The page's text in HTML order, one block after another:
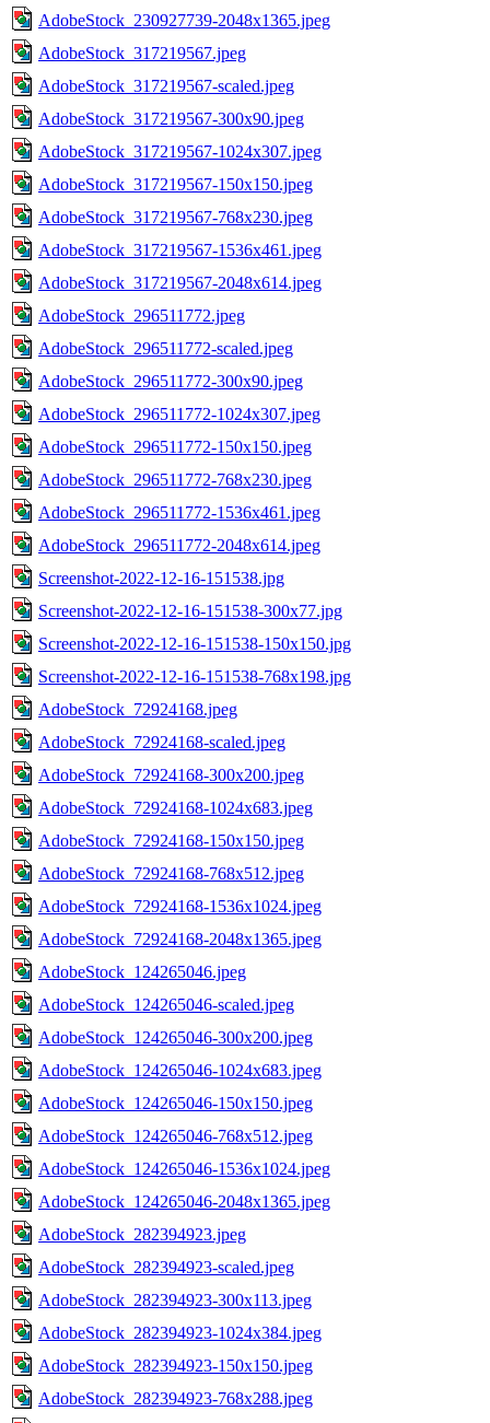
AdobeStock_230927739-2048x1365.jpeg
AdobeStock_317219567.jpeg
AdobeStock_317219567-scaled.jpeg
AdobeStock_317219567-300x90.jpeg
AdobeStock_317219567-1024x307.jpeg
AdobeStock_317219567-150x150.jpeg
AdobeStock_317219567-768x230.jpeg
AdobeStock_317219567-1536x461.jpeg
AdobeStock_317219567-2048x614.jpeg
AdobeStock_296511772.jpeg
AdobeStock_296511772-scaled.jpeg
AdobeStock_296511772-300x90.jpeg
AdobeStock_296511772-1024x307.jpeg
AdobeStock_296511772-150x150.jpeg
AdobeStock_296511772-768x230.jpeg
AdobeStock_296511772-1536x461.jpeg
AdobeStock_296511772-2048x614.jpeg
Screenshot-2022-12-16-151538.jpg
Screenshot-2022-12-16-151538-300x77.jpg
Screenshot-2022-12-16-151538-150x150.jpg
Screenshot-2022-12-16-151538-768x198.jpg
AdobeStock_72924168.jpeg
AdobeStock_72924168-scaled.jpeg
AdobeStock_72924168-300x200.jpeg
AdobeStock_72924168-1024x683.jpeg
AdobeStock_72924168-150x150.jpeg
AdobeStock_72924168-768x512.jpeg
AdobeStock_72924168-1536x1024.jpeg
AdobeStock_72924168-2048x1365.jpeg
AdobeStock_124265046.jpeg
AdobeStock_124265046-scaled.jpeg
AdobeStock_124265046-300x200.jpeg
AdobeStock_124265046-1024x683.jpeg
AdobeStock_124265046-150x150.jpeg
AdobeStock_124265046-768x512.jpeg
AdobeStock_124265046-1536x1024.jpeg
AdobeStock_124265046-2048x1365.jpeg
AdobeStock_282394923.jpeg
AdobeStock_282394923-scaled.jpeg
AdobeStock_282394923-300x113.jpeg
AdobeStock_282394923-1024x384.jpeg
AdobeStock_282394923-150x150.jpeg
AdobeStock_282394923-768x288.jpeg